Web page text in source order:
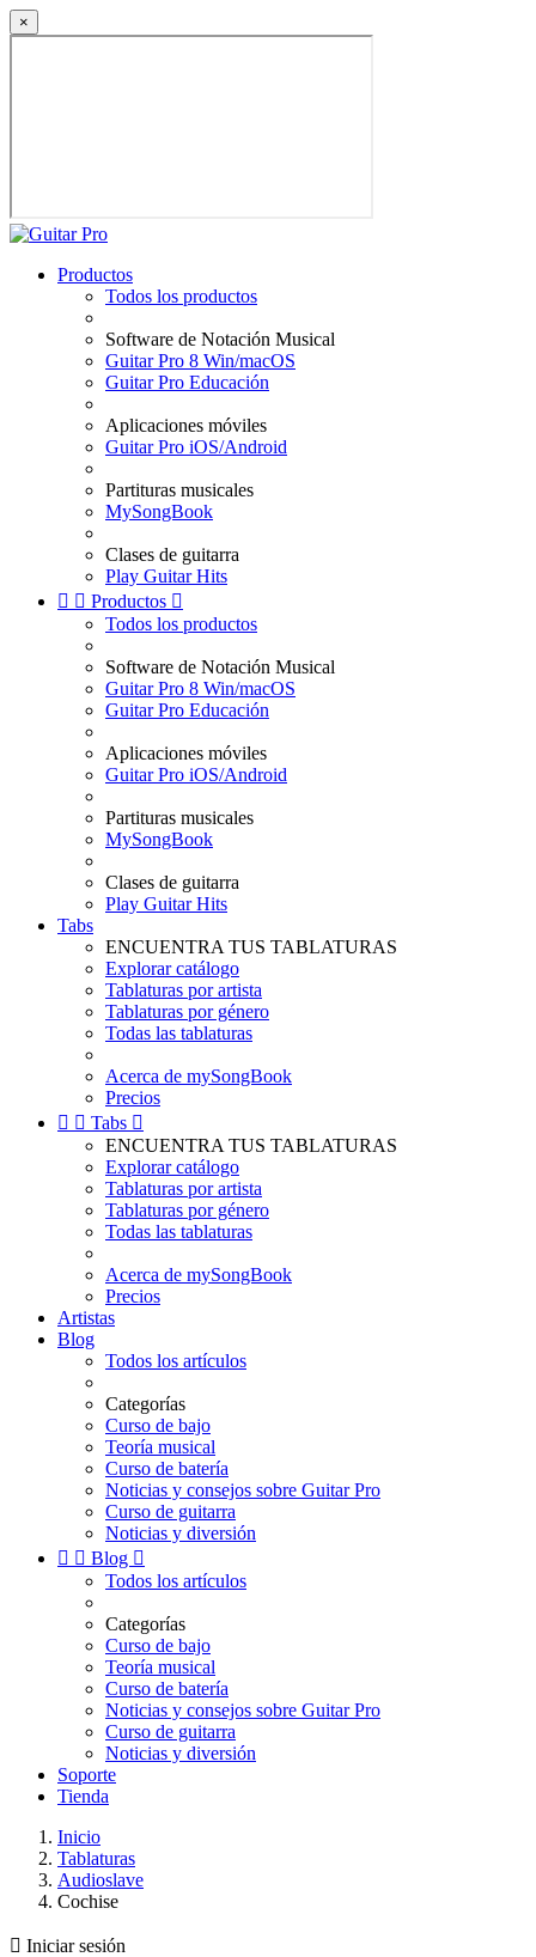
×
Productos
Todos los productos
Software de Notación Musical
Guitar Pro 8 Win/macOS
Guitar Pro Educación
Aplicaciones móviles
Guitar Pro iOS/Android
Partituras musicales
MySongBook
Clases de guitarra
Play Guitar Hits
  Productos 
Todos los productos
Software de Notación Musical
Guitar Pro 8 Win/macOS
Guitar Pro Educación
Aplicaciones móviles
Guitar Pro iOS/Android
Partituras musicales
MySongBook
Clases de guitarra
Play Guitar Hits
Tabs
ENCUENTRA TUS TABLATURAS
Explorar catálogo
Tablaturas por artista
Tablaturas por género
Todas las tablaturas
Acerca de mySongBook
Precios
  Tabs 
ENCUENTRA TUS TABLATURAS
Explorar catálogo
Tablaturas por artista
Tablaturas por género
Todas las tablaturas
Acerca de mySongBook
Precios
Artistas
Blog
Todos los artículos
Categorías
Curso de bajo
Teoría musical
Curso de batería
Noticias y consejos sobre Guitar Pro
Curso de guitarra
Noticias y diversión
  Blog 
Todos los artículos
Categorías
Curso de bajo
Teoría musical
Curso de batería
Noticias y consejos sobre Guitar Pro
Curso de guitarra
Noticias y diversión
Soporte
Tienda
Inicio
Tablaturas
Audioslave
Cochise
 Iniciar sesión